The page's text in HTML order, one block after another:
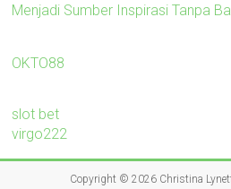
Menjadi Sumber Inspirasi Tanpa
OKTO88
slot bet
virgo222
Copyright © 2026 Christina